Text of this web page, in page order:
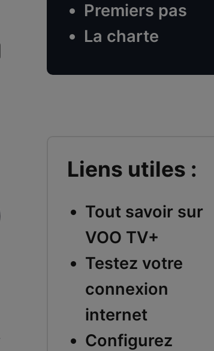
Premiers pas
La charte
Liens utiles :
Tout savoir sur
VOO TV+
Testez votre
connexion
internet
Configurez